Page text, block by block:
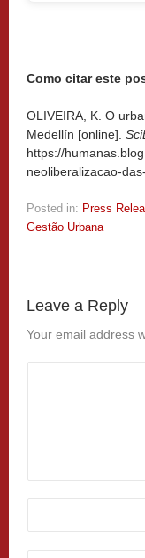
Como citar este
OLIVEIRA, K. O
Medellín [online].
https://
neoliberalizacao-
Posted in: Press
Gestão Urbana
Leave a Reply
Your email address